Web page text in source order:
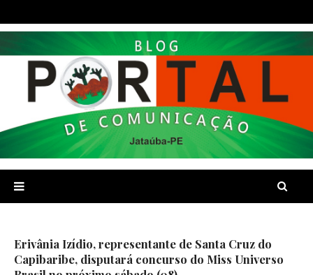
Erivânia Izídio, representante de Santa Cruz do
Capibaribe, disputará concurso do Miss Universo